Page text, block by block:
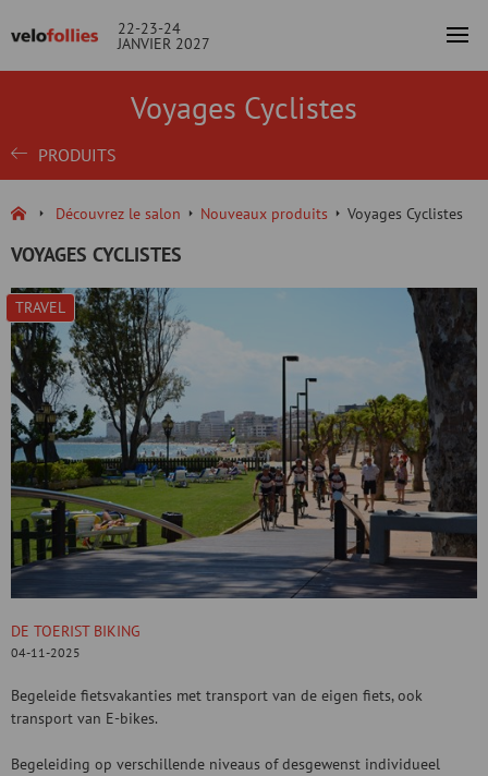
22-23-24
JANVIER 2027
Voyages Cyclistes
PRODUITS
Découvrez le salon Nouveaux produits Voyages Cyclistes
VOYAGES CYCLISTES
TRAVEL
DE TOERIST BIKING
04-11-2025
Begeleide fietsvakanties met transport van de eigen fiets, ook
transport van E-bikes.
Begeleiding op verschillende niveaus of desgewenst individueel